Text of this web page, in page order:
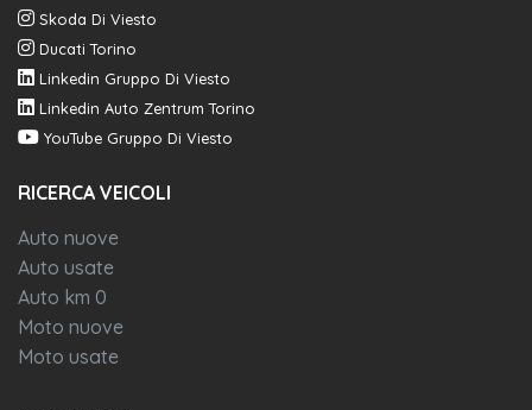
Skoda Di Viesto
Ducati Torino
Linkedin Gruppo Di Viesto
Linkedin Auto Zentrum Torino
YouTube Gruppo Di Viesto
RICERCA VEICOLI
Auto nuove
Auto usate
Auto km 0
Moto nuove
Moto usate